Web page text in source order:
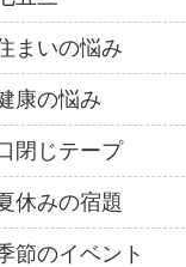
まいの悩み
康の悩み
閉じテープ
休みの宿題
節のイベント